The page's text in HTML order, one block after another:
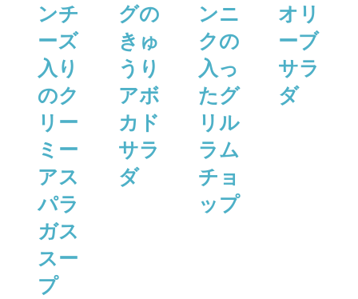
ンチ
ーズ
⼊り
のク
リー
ミー
アス
パラ
ガス
スー
プ
グの
きゅ
うり
アボ
カド
サラ
ダ
ンニ
クの
⼊っ
たグ
リル
ラム
チョ
ップ
オリ
ーブ
サラ
ダ